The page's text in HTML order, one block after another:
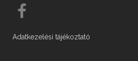
Adatkezelési tájékoztató